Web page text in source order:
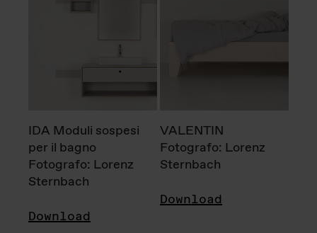
IDA Moduli sospesi
per il bagno
Fotografo: Lorenz
Sternbach
Download
VALENTIN
Fotografo: Lorenz
Sternbach
Download